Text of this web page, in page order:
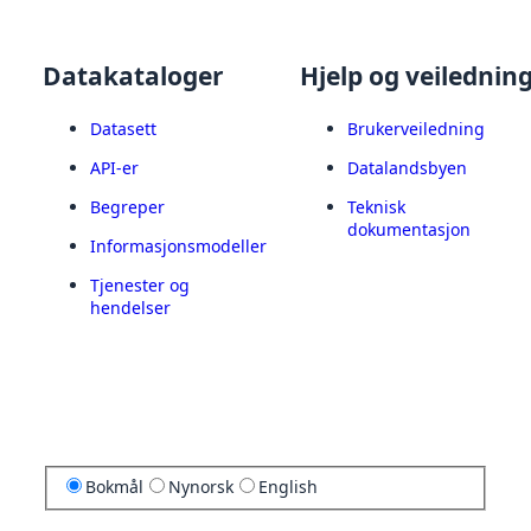
Datakataloger
Datasett
API-er
Begreper
Informasjonsmodeller
Tjenester og
hendelser
Hjelp og
Brukerveiledning
Datalandsbyen
Teknisk
dokumentasjon
Bokmål Nynorsk English